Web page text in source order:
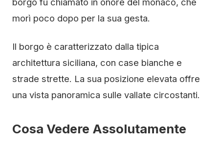
morì poco dopo per la sua gesta.
Il borgo è caratterizzato dalla tipica
architettura siciliana, con case bianche e
strade strette. La sua posizione elevata offre
una vista panoramica sulle vallate circostanti.
Cosa Vedere Assolutamente